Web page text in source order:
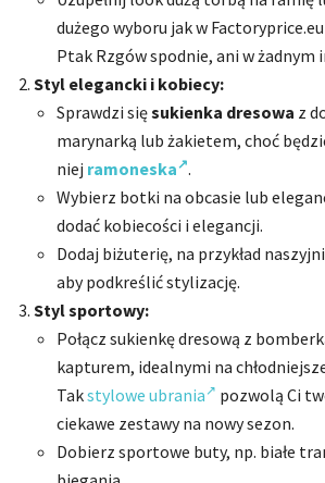
dużego wyboru jak w
Ptak Rzgów spodnie, ani w żadnym
Styl elegancki i kobiecy:
Sprawdzi sięsukienka dresowa z
marynarką lub żakietem, choć
niej ramoneska .
Wybierz botki na obcasie lub
dodać kobiecości i elegancji.
Dodaj biżuterię, na przykład
aby podkreślić stylizację.
Styl sportowy:
Połącz sukienkę dresową z
kapturem, idealnymi na
Takstylowe ubrania
pozwolą Ci
ciekawe zestawy na nowy sezon.
Dobierz sportowe buty, np. białe